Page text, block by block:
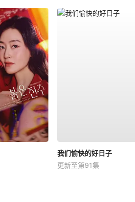
我们愉快的好日子
更新至第91集